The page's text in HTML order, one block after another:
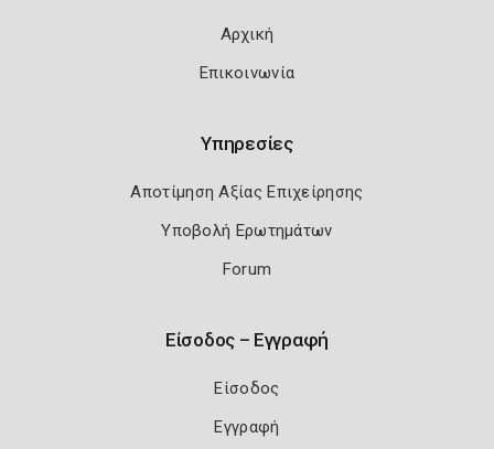
Αρχική
Επικοινωνία
Υπηρεσίες
Αποτίμηση Αξίας Επιχείρησης
Υποβολή Ερωτημάτων
Forum
Είσοδος – Εγγραφή
Είσοδος
Εγγραφή